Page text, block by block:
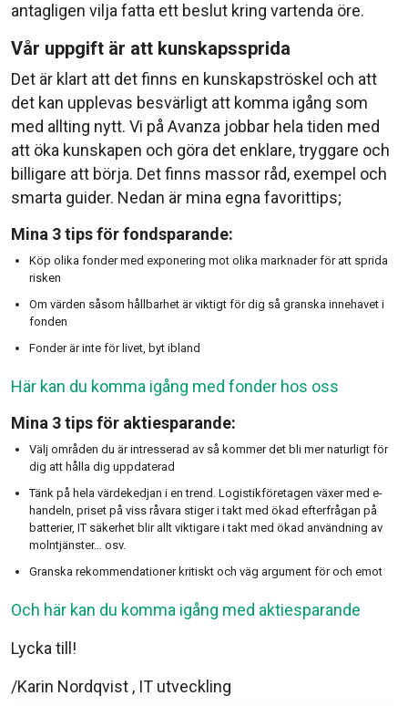
antagligen vilja fatta ett beslut kring vartenda öre.
Vår uppgift är att kunskapssprida
Det är klart att det finns en kunskapströskel och att
det kan upplevas besvärligt att komma igång som
med allting nytt. Vi på Avanza jobbar hela tiden med
att öka kunskapen och göra det enklare, tryggare och
billigare att börja. Det finns massor råd, exempel och
smarta guider. Nedan är mina egna favorittips;
Mina 3 tips för fondsparande:
Köp olika fonder med exponering mot olika marknader för att sprida
risken
Om värden såsom hållbarhet är viktigt för dig så granska innehavet i
fonden
Fonder är inte för livet, byt ibland
Här kan du komma igång med fonder hos oss
Mina 3 tips för aktiesparande:
Välj områden du är intresserad av så kommer det bli mer naturligt för
dig att hålla dig uppdaterad
Tänk på hela värdekedjan i en trend. Logistikföretagen växer med e-
handeln, priset på viss råvara stiger i takt med ökad efterfrågan på
batterier, IT säkerhet blir allt viktigare i takt med ökad användning av
molntjänster… osv.
Granska rekommendationer kritiskt och väg argument för och emot
Och här kan du komma igång med aktiesparande
Lycka till!
/Karin Nordqvist , IT utveckling